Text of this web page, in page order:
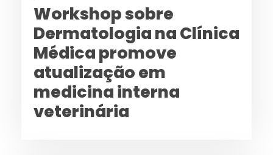
Workshop sobre
Dermatologia na Clínica
Médica promove
atualização em
medicina interna
veterinária